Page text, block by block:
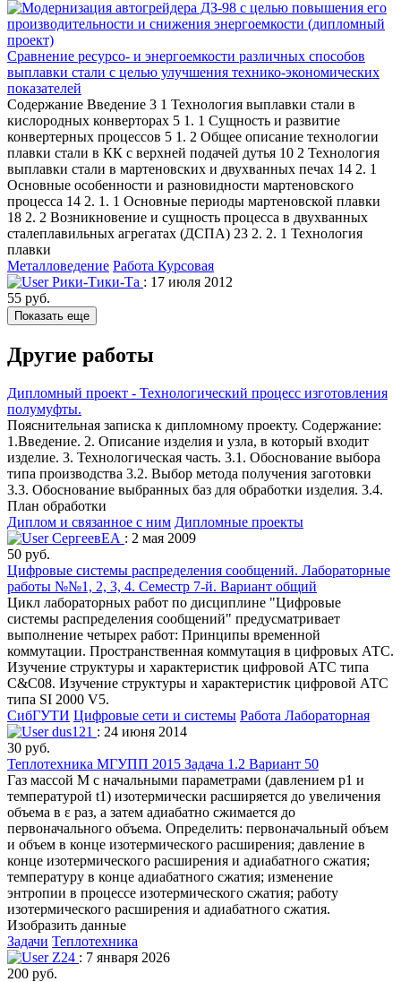
Сравнение ресурсо- и энергоемкости различных способов
выплавки стали с целью улучшения технико-экономических
показателей
Содержание Введение 3 1 Технология выплавки стали в
кислородных конверторах 5 1. 1 Сущность и развитие
конвертерных процессов 5 1. 2 Общее описание технологии
плавки стали в КК с верхней подачей дутья 10 2 Технология
выплавки стали в мартеновских и двухванных печах 14 2. 1
Основные особенности и разновидности мартеновского
процесса 14 2. 1. 1 Основные периоды мартеновской плавки
18 2. 2 Возникновение и сущность процесса в двухванных
сталеплавильных агрегатах (ДСПА) 23 2. 2. 1 Технология
плавки
Металловедение Работа Курсовая
Рики-Тики-Та : 17 июля 2012
55 руб.
Показать еще
Другие работы
Дипломный проект - Технологический процесс изготовления
полумуфты.
Пояснительная записка к дипломному проекту. Содержание:
1.Введение. 2. Описание изделия и узла, в который входит
изделие. 3. Технологическая часть. 3.1. Обоснование выбора
типа производства 3.2. Выбор метода получения заготовки
3.3. Обоснование выбранных баз для обработки изделия. 3.4.
План обработки
Диплом и связанное с ним Дипломные проекты
СергеевЕА : 2 мая 2009
50 руб.
Цифровые системы распределения сообщений. Лабораторные
работы №№1, 2, 3, 4. Семестр 7-й. Вариант общий
Цикл лабораторных работ по дисциплине "Цифровые
системы распределения сообщений" предусматривает
выполнение четырех работ: Принципы временной
коммутации. Пространственная коммутация в цифровых АТС.
Изучение структуры и характеристик цифровой АТС типа
C&C08. Изучение структуры и характеристик цифровой АТС
типа SI 2000 V5.
СибГУТИ Цифровые сети и системы Работа Лабораторная
dus121 : 24 июня 2014
30 руб.
Теплотехника МГУПП 2015 Задача 1.2 Вариант 50
Газ массой М с начальными параметрами (давлением р1 и
температурой t1) изотермически расширяется до увеличения
объема в ε раз, а затем адиабатно сжимается до
первоначального объема. Определить: первоначальный объем
и объем в конце изотермического расширения; давление в
конце изотермического расширения и адиабатного сжатия;
температуру в конце адиабатного сжатия; изменение
энтропии в процессе изотермического сжатия; работу
изотермического расширения и адиабатного сжатия.
Изобразить данные
Задачи Теплотехника
Z24 : 7 января 2026
200 руб.